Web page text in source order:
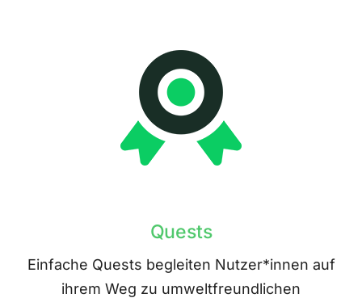
Quests
Einfache Quests begleiten Nutzer*innen auf
ihrem Weg zu umweltfreundlichen